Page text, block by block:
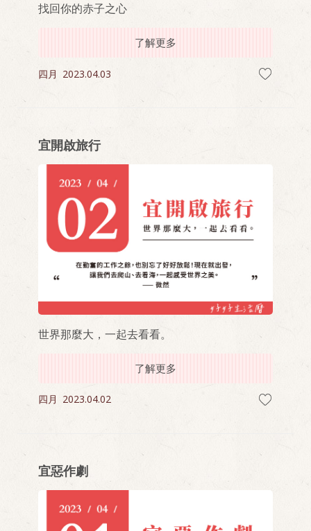
找回你的赤子之心
了解更多
四月 2023.04.03
宜開啟旅行
世界那麼大，一起去看看。
了解更多
四月 2023.04.02
宜惡作劇